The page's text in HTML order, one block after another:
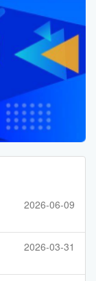
2026-06-09
2026-03-31